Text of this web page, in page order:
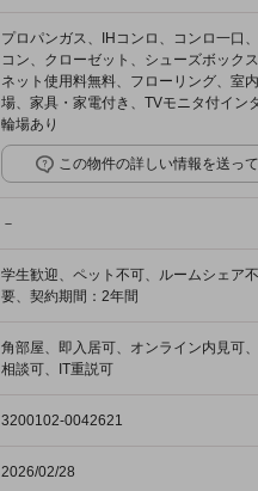
プロパンガス、IHコンロ、コンロ一口
コン、クローゼット、シューズボック
ネット使用料無料、フローリング、室
場、家具・家電付き、TVモニタ付イン
輪場あり
この物件の詳しい情報を送っ
－
学生歓迎、ペット不可、ルームシェア
要、契約期間：2年間
角部屋、即入居可、オンライン内見可
相談可、IT重説可
3200102-0042621
2026/02/28